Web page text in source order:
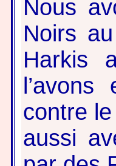
Nous
Noirs
Harkis
contre
aussi